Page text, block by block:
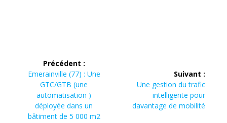
Navigation
l’article
Précédent :
Article
précédent :
Emerainville (77) : Une
GTC/GTB (une
automatisation )
déployée dans un
bâtiment de 5 000 m2
Suivant :
Article
suivant :
Une gestion du trafic
intelligente pour
davantage de mobilité